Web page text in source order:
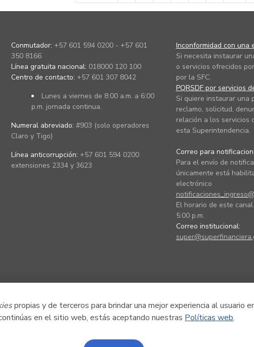
propias y de terceros para brindar una mejor experiencia al usuario
en el sitio web, estás aceptando nuestras Políticas web.
Conmutador: +57 601 594 0200 - +57 601
350 8166
Línea gratuita nacional: 018000 120 100
Centro de contacto: +57 601 307 8042
Lunes a viernes de 8:00 a.m. a 6:00
p.m. jornada continua.
Numeral abreviado: #903 (solo operadores
Claro y Tigo)
Línea anticorrupción: +57 601 594 0200
extensiones 2334 y 3623
Inconformidad con una
Si necesita instaurar
o servicios ofrecidos
por la SFC.
PQRSDF por servicios
Si quiere instaurar una
reclamo, solicitud,
relación a los servicios
esta Superintendencia.
Correo para
Para el envío de
únicamente está
electrónico
El horario de este
5:00 p.m.
Correo institucional: